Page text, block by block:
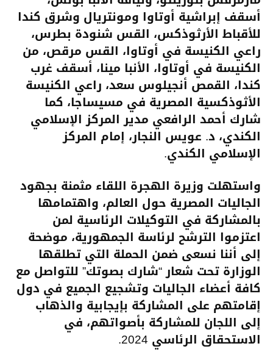
أسقف إبراشية أوتاوا ومونتريال وشرق كندا
للأقباط الأرثوذكس، القس شنودة بطرس،
راعي الكنيسة في أوتاوا، القس مرقص، من
الكنيسة في أوتاوا، الأنبا مينا، أسقف غرب
كندا، القمص أنجيلوس سعد، راعي الكنيسة
الأثوذكسية المصرية في مسيساجا، كما
شارك أحمد الرافعي مدير المركز الإسلامي
الكندي، د. عويس النجار، إمام المركز
الإسلامي الكندي.
واستهلت وزيرة الهجرة اللقاء مثمنة بجهود
الجاليات المصرية حول العالم، واهتمامها
بالمشاركة في التوكيلات الرئاسية لمن
اعتزموا الترشح لرئاسة الجمهورية، موضحة
إلى أننا نسعى ضمن الحملة التي تطلقها
الوزارة تحت شعار “شارك بصوتك” للتواصل مع
كافة أعضاء الجاليات وتشجيع الجميع في دول
إقامتهم على المشاركة بإيجابية والذهاب
إلى اللجان للمشاركة بأصواتهم، في
الاستحقاق الرئاسي 2024.